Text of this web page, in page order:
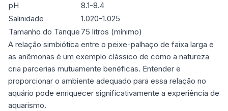
pH
8.1-8.4
Salinidade
1.020-1.025
Tamanho do Tanque 75 litros (mínimo)
A relação simbiótica entre o peixe-palhaço de faixa larga e
as anêmonas é um exemplo clássico de como a natureza
cria parcerias mutuamente benéficas. Entender e
proporcionar o ambiente adequado para essa relação no
aquário pode enriquecer significativamente a experiência de
aquarismo.